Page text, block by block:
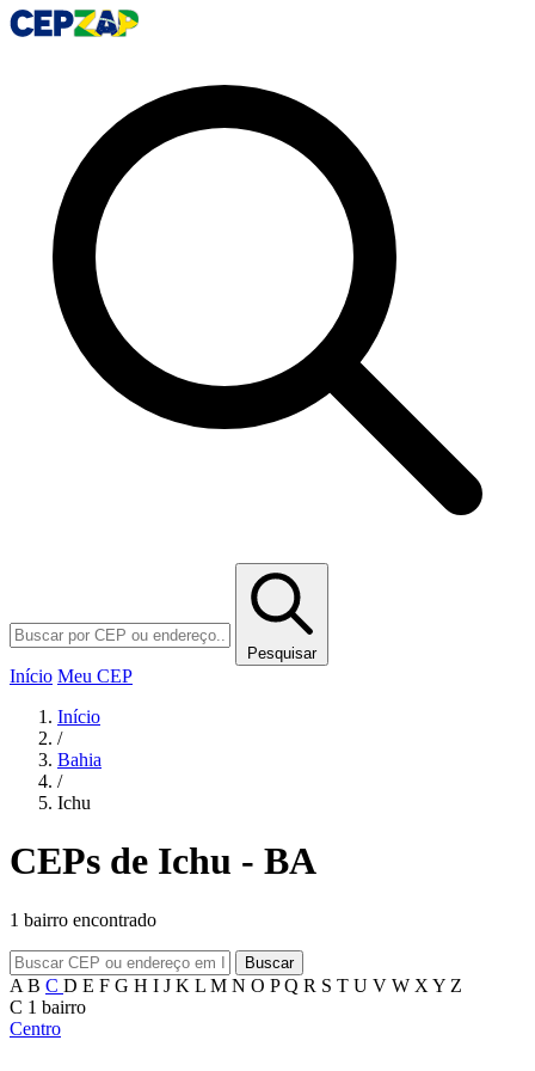
Pesquisar
Início Meu CEP
Início
/
Bahia
/
Ichu
CEPs de Ichu - BA
1 bairro encontrado
Buscar
A B C D E F G H I J K L M N O PQ R S T U V W X Y Z
C 1 bairro
Centro